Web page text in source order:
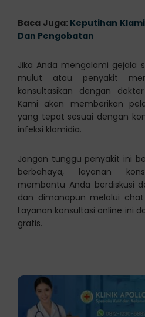
Baca Juga: Keputihan
Dan Pengobatan
Jika Anda mengalami gejala
mulut atau penyakit
konsultasikan dengan dokter
Kami akan memberikan
yang tepat sesuai dengan
infeksi klamidia.
Jangan tunggu penyakit ini
berbahaya, layanan
membantu Anda berdiskusi
dan dimanapun melalui
Layanan konsultasi online ini
gratis.